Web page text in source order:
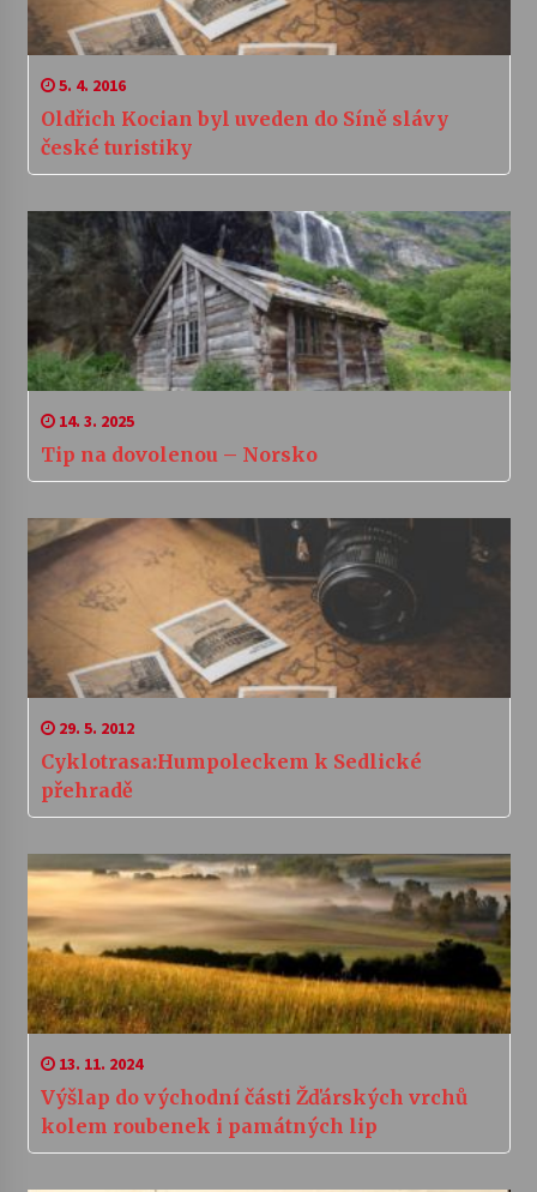
5. 4. 2016
Oldřich Kocian byl uveden do Síně slávy
české turistiky
14. 3. 2025
Tip na dovolenou – Norsko
29. 5. 2012
Cyklotrasa:Humpoleckem k Sedlické
přehradě
13. 11. 2024
Výšlap do východní části Žďárských vrchů
kolem roubenek i památných lip